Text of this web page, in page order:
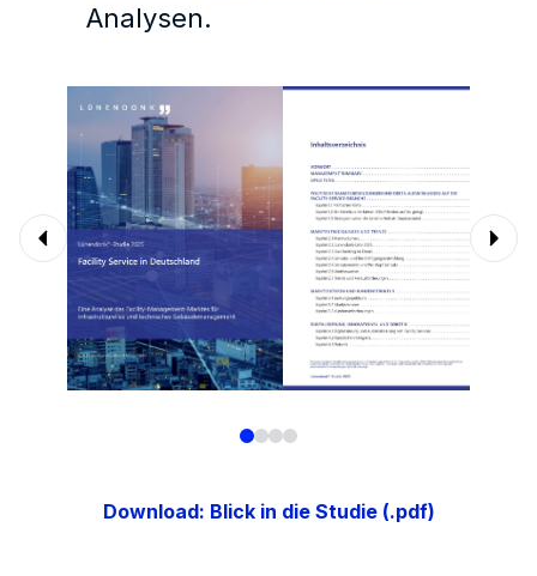
Analysen.
Download: Blick in die Studie (.pdf)